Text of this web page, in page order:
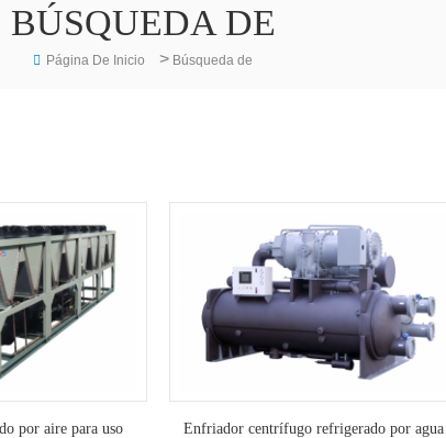
BÚSQUEDA DE
Página De Inicio > Búsqueda de
por aire para uso
Enfriador centrífugo refrigerado por agua